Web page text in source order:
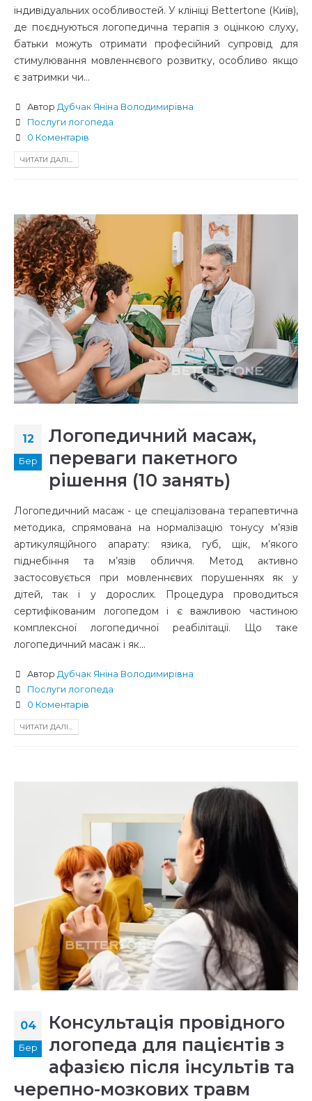
індивідуальних особливостей. У клініці Bettertone (Київ),
де поєднуються логопедична терапія з оцінкою слуху,
батьки можуть отримати професійний супровід для
стимулювання мовленнєвого розвитку, особливо якщо
є затримки чи...
Автор Дубчак Яніна Володимирівна
Послуги логопеда
0 Коментарів
ЧИТАТИ ДАЛІ...
12
Бер
Логопедичний масаж,
переваги пакетного
рішення (10 занять)
Логопедичний масаж - це спеціалізована терапевтична
методика, спрямована на нормалізацію тонусу м’язів
артикуляційного апарату: язика, губ, щік, м’якого
піднебіння та м’язів обличчя. Метод активно
застосовується при мовленнєвих порушеннях як у
дітей, так і у дорослих. Процедура проводиться
сертифікованим логопедом і є важливою частиною
комплексної логопедичної реабілітації. Що таке
логопедичний масаж і як...
Автор Дубчак Яніна Володимирівна
Послуги логопеда
0 Коментарів
ЧИТАТИ ДАЛІ...
04
Бер
Консультація провідного
логопеда для пацієнтів з
афазією після інсультів та
черепно-мозкових травм